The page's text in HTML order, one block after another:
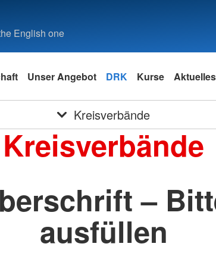
English one
Unser Angebot DRK Kurse Aktuelles
Kreisverbände
Kreisverbände
–
ausfüllen